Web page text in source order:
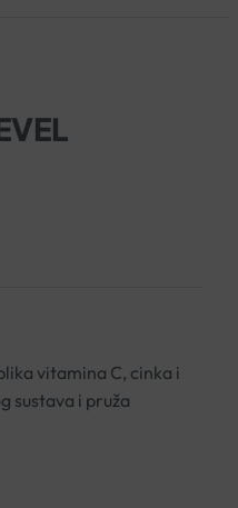
vitamina C, cinka i
sustava i pruža